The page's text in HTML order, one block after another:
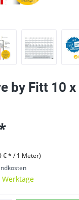
by Fitt 10
€* / 1 Meter)